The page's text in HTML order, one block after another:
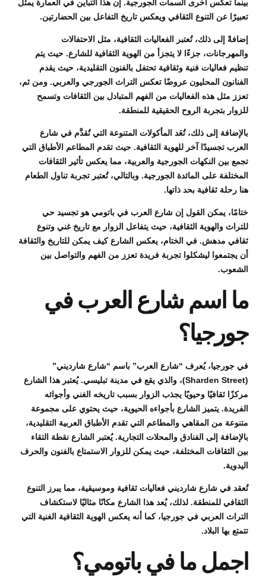
بينما تعكس أخرى السمات الجورجية. إن هذا التباين في العمارة يمثل
تعبيرًا عن التنوع الثقافي ويعكس تاريخ التفاعل بين الحضارتين.
إضافةً إلى ذلك، تُعتبر الفعاليات الثقافية، مثل الاحتفالات
والمهرجانات، جزءًا لا يتجزأ من الهوية الثقافية للشارع. حيث يتم
تنظيم فعاليات فنية وثقافية تحتفل بالفنون التقليدية، حيث يقدم
الفنانون المحليون عروضًا تعكس التراث الجورجي والعربي. ومن ثم،
تعزز مثل هذه الفعاليات من الفهم المتبادل بين الثقافات وتسمح
للزوار بتجربة الروح الحقيقية للمنطقة.
بالإضافة إلى ذلك، تُعَد المأكولات المتنوعة التي تُقدَّم في شارع
العرب تجسيدًا آخر للهوية الثقافية. حيث تقدم المطاعم الأطباق التي
تجمع بين النكهات الجورجية والعربية، مما يعكس تأثير الثقافات
المختلفة على المائدة الجورجية. وبالتالي، تُعتبر تجربة تناول الطعام
هنا رحلة ثقافية بحد ذاتها.
ختامًا، يمكن القول إن شارع العرب في باتومي هو تجسيد حي
للتراث والهوية الثقافية، حيث يتفاعل الزوار مع تاريخ غني وتنوع
ثقافي مدهش. في الختام، يعكس الشارع كيف يمكن للتاريخ والثقافة
أن يجتمعوا ليشكلوا تجربة فريدة تعزز من الفهم والتواصل بين
الشعوب.
ما اسم شارع العرب في
جورجيا؟
في جورجيا، يُعرف “شارع العرب” باسم “شارع شارديني”
(Sharden Street)، والذي يقع في مدينة تبليسي. يُعتبر هذا الشارع
مركزًا ثقافيًا وحيويًا يجذب الزوار بسبب تاريخه الغني وأجوائه
الفريدة. يتميز الشارع بأجواءه الحيوية، حيث يحتوي على مجموعة
متنوعة من المقاهي والمطاعم التي تقدم الأطباق العربية التقليدية،
بالإضافة إلى الفنادق والمحلات التجارية. يُعتبر الشارع نقطة التقاء
بين الثقافات المختلفة، حيث يمكن للزوار الاستمتاع بالفنون والحرف
اليدوية.
تُعقد في شارع شارديني فعاليات ثقافية وموسيقية، مما يبرز التنوع
الثقافي للمنطقة. لذلك، يُعد هذا الشارع مكانًا مثاليًا لاستكشاف
التراث العربي في جورجيا، كما أنه يعكس الهوية الثقافية الغنية التي
تتمتع بها البلاد.
اجمل ما في باتومي؟